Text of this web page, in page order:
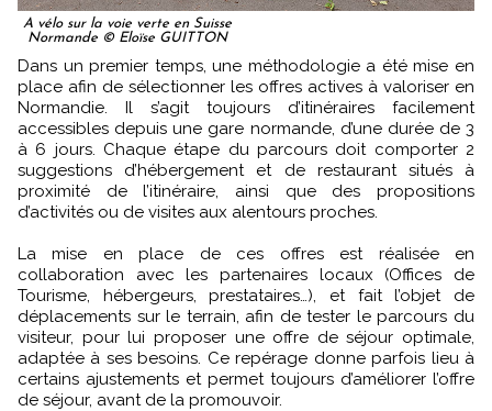
A vélo sur la voie verte en Suisse
Normande © Eloïse GUITTON
Dans un premier temps, une méthodologie a été mise en
place afin de sélectionner les offres actives à valoriser en
Normandie. Il s’agit toujours d’itinéraires facilement
accessibles depuis une gare normande, d’une durée de 3
à 6 jours. Chaque étape du parcours doit comporter 2
suggestions d’hébergement et de restaurant situés à
proximité de l’itinéraire, ainsi que des propositions
d’activités ou de visites aux alentours proches.
La mise en place de ces offres est réalisée en
collaboration avec les partenaires locaux (Offices de
Tourisme, hébergeurs, prestataires…), et fait l’objet de
déplacements sur le terrain, afin de tester le parcours du
visiteur, pour lui proposer une offre de séjour optimale,
adaptée à ses besoins. Ce repérage donne parfois lieu à
certains ajustements et permet toujours d’améliorer l’offre
de séjour, avant de la promouvoir.